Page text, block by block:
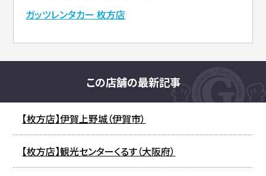
ガッツレンタカー 枚方店
この店舗の最新記事
【枚方店】伊賀上野城（伊賀市）
【枚方店】観光センターくるす（大阪府）